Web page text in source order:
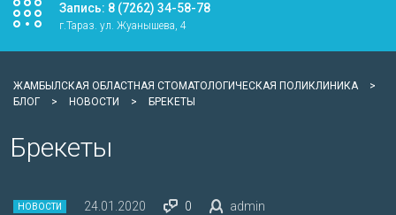
Запись: 8 (7262) 34-58-78
г.Тараз. ул. Жуанышева, 4
ЖАМБЫЛСКАЯ ОБЛАСТНАЯ СТОМАТОЛОГИЧЕСКАЯ ПОЛИКЛИНИКА
>
БЛОГ
> НОВОСТИ > БРЕКЕТЫ
Брекеты
НОВОСТИ 24.01.2020 0 admin